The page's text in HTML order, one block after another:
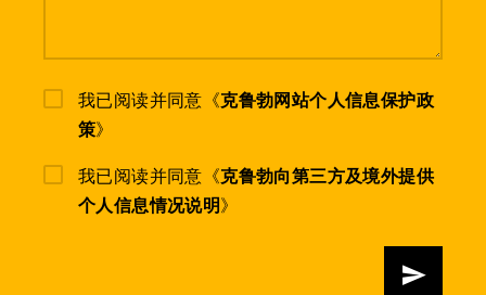
我已阅读并同意《克鲁勃网站个人信息保护政
策》
我已阅读并同意《克鲁勃向第三方及境外提供
个人信息情况说明》